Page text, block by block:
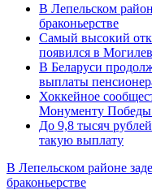
В Лепельском
браконьерстве
Самый высокий
появился в
В Беларуси
выплаты
Хоккейное
Монументу
До 9,8 тысяч
такую выплату
В Лепельском районе
браконьерстве